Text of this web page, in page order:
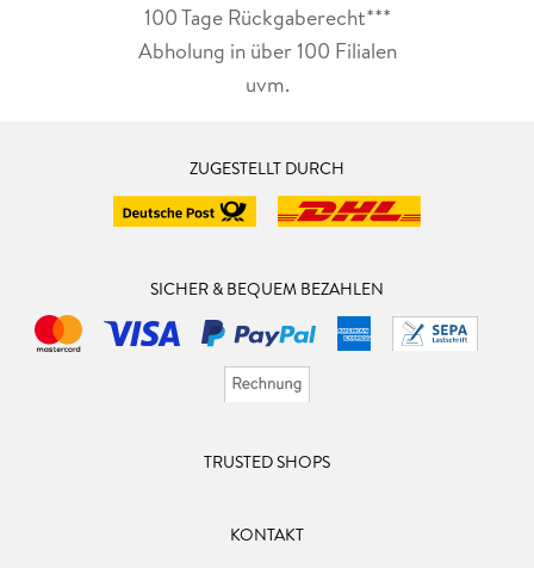
100 Tage Rückgaberecht***
Abholung in über 100 Filialen
uvm.
ZUGESTELLT DURCH
SICHER & BEQUEM BEZAHLEN
TRUSTED SHOPS
KONTAKT